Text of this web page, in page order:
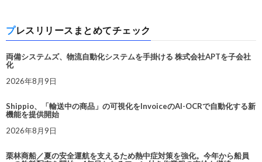
プレスリリースまとめてチェック
両備システムズ、物流自動化システムを手掛ける 株式会社APTを子会社
化
2026年8月9日
Shippio、「輸送中の商品」の可視化をInvoiceのAI-OCRで自動化する新
機能を提供開始
2026年8月9日
栗林商船／夏の安全運航を支えるため熱中症対策を強化。今年から船員